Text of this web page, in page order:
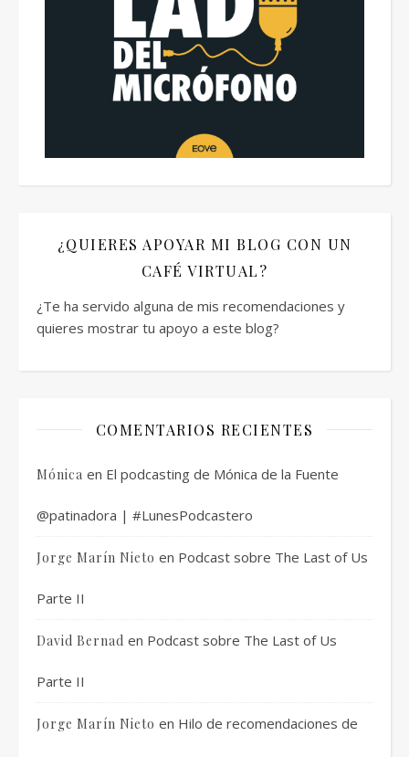
¿QUIERES APOYAR MI BLOG CON UN
CAFÉ VIRTUAL?
¿Te ha servido alguna de mis recomendaciones y
quieres mostrar tu apoyo a este blog?
COMENTARIOS RECIENTES
Mónica en El podcasting de Mónica de la Fuente
@patinadora | #LunesPodcastero
Jorge Marín Nieto en Podcast sobre The Last of Us
Parte II
David Bernad en Podcast sobre The Last of Us
Parte II
Jorge Marín Nieto en Hilo de recomendaciones de